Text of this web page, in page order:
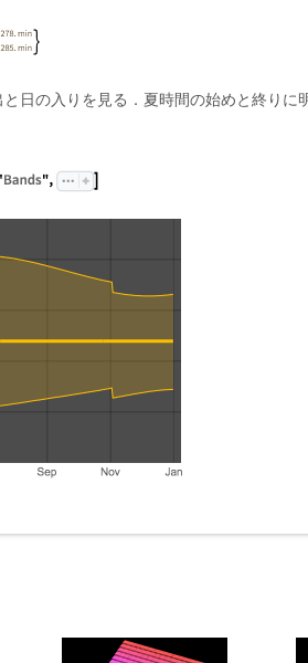
日の入りを見る．夏時間の始めと終りに